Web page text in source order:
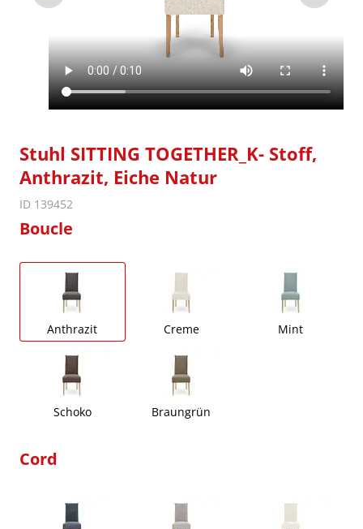
Stuhl SITTING TOGETHER_K- Stoff,
Anthrazit, Eiche Natur
ID 139452
Boucle
Anthrazit Creme Mint
Schoko Braungrün
Cord